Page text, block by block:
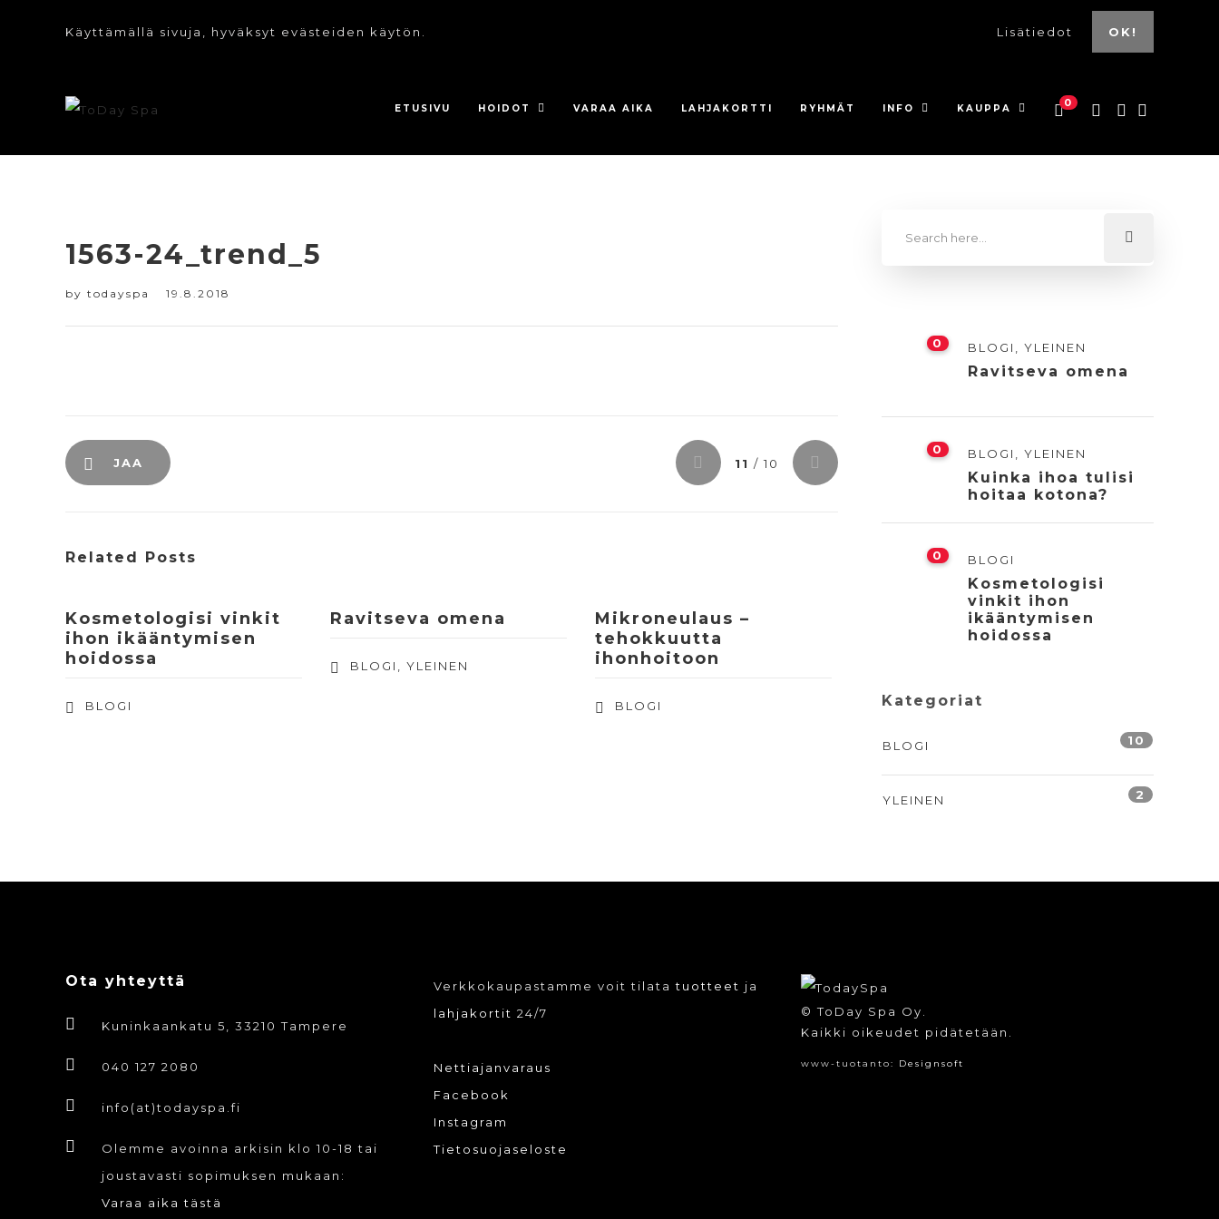
Käyttämällä sivuja, hyväksyt evästeiden käytön. Lisätiedot OK!
ETUSIVU HOIDOT VARAA AIKA LAHJAKORTTI RYHMÄT INFO KAUPPA 0
1563-24_trend_5
by todayspa 19.8.2018
JAA 11 / 10
Related Posts
Kosmetologisi vinkit
ihon ikääntymisen
hoidossa
BLOGI
Ravitseva omena
BLOGI ,YLEINEN
Mikroneulaus –
tehokkuutta
ihonhoitoon
BLOGI
0 BLOGI YLEINEN
Ravitseva omena
0 BLOGI YLEINEN
Kuinka ihoa tulisi
hoitaa kotona?
0 BLOGI
Kosmetologisi
vinkit ihon
ikääntymisen
hoidossa
Kategoriat
BLOGI 10
YLEINEN 2
Ota yhteyttä
Kuninkaankatu 5, 33210 Tampere
040 127 2080
info(at)todayspa.fi
Olemme avoinna arkisin klo 10-18 tai
joustavasti sopimuksen mukaan:
Varaa aika tästä
Verkkokaupastamme voit tilatatuotteet ja
lahjakortit 24/7
Nettiajanvaraus
Facebook
Instagram
Tietosuojaseloste
© ToDay Spa Oy.
Kaikki oikeudet pidätetään.
www-tuotanto: Designsoft